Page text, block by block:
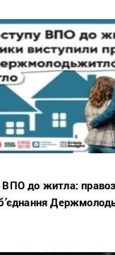
до житла: